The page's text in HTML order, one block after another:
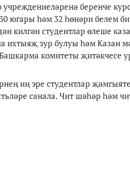
беренче
югары һәм 32 һөнәри белем
килгән студентлар өлеше
ихтыяҗ зур булуы һәм Казан
комитеты җитәкчесе
иң эре студентлар
санала. Чит шәһәр һәм